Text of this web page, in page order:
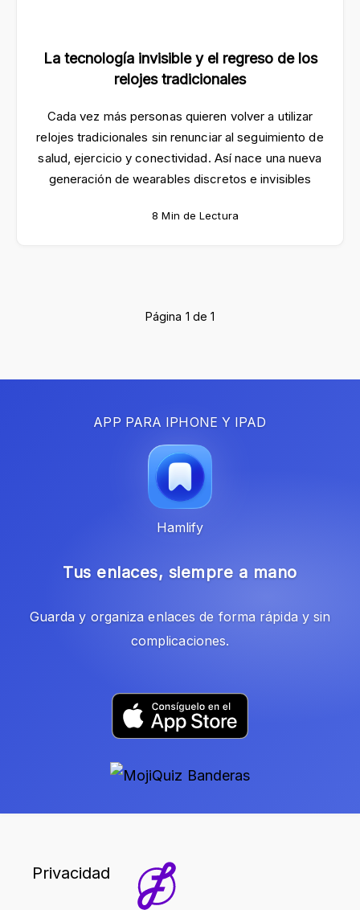
La tecnología invisible y el regreso de los
relojes tradicionales
Cada vez más personas quieren volver a utilizar
relojes tradicionales sin renunciar al seguimiento de
salud, ejercicio y conectividad. Así nace una nueva
generación de wearables discretos e invisibles
8 Min de Lectura
Página 1 de 1
APP PARA IPHONE Y IPAD
Hamlify
Tus enlaces, siempre a mano
Guarda y organiza enlaces de forma rápida y sin
complicaciones.
Privacidad